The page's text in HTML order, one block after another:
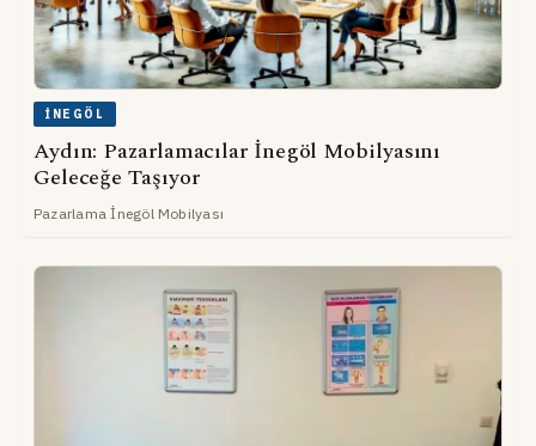
İNEGÖL
Aydın: Pazarlamacılar İnegöl Mobilyasını
Geleceğe Taşıyor
Pazarlama İnegöl Mobilyası